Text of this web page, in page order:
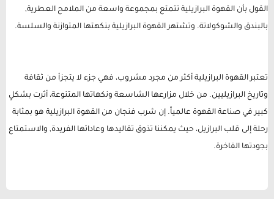
القول بأن القهوة البرازيلية تتمتع بمجموعة واسعة من الملامح العطرية,
بالبندق والشوكولاتة. وتشتهر القهوة البرازيلية بنكهتها المتوازنة والسلسة.
تعتبر القهوة البرازيلية أكثر من مجرد مشروب، فهي جزء لا يتجزأ من ثقافة
وتاريخ البرازيليين. من خلال مزارعها الشاسعة ونكهاتها المتنوعة، أثرت بشكلٍ
كبير في صناعة القهوة عالمياً. إن شرب فنجان من القهوة البرازيلية هو بمثابة
رحلة إلى قلب البرازيل، حيث يمكننا تذوق تقاليدها وعاداتها الفريدة, والاستمتاع
بجودتها الفاخرة.